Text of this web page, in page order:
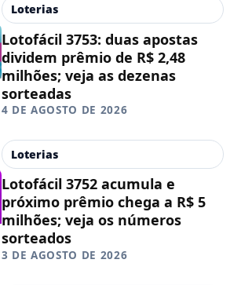
Loterias
Lotofácil 3753: duas apostas
dividem prêmio de R$ 2,48
milhões; veja as dezenas
sorteadas
4 DE AGOSTO DE 2026
Loterias
Lotofácil 3752 acumula e
próximo prêmio chega a R$ 5
milhões; veja os números
sorteados
3 DE AGOSTO DE 2026